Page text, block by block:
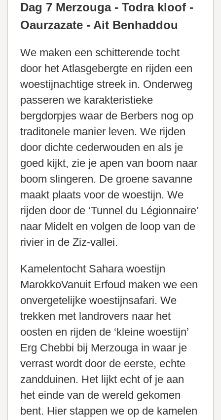
Dag 7 Merzouga - Todra kloof -
Oaurzazate - Ait Benhaddou
We maken een schitterende tocht
door het Atlasgebergte en rijden een
woestijnachtige streek in. Onderweg
passeren we karakteristieke
bergdorpjes waar de Berbers nog op
traditonele manier leven. We rijden
door dichte cederwouden en als je
goed kijkt, zie je apen van boom naar
boom slingeren. De groene savanne
maakt plaats voor de woestijn. We
rijden door de ‘Tunnel du Légionnaire’
naar Midelt en volgen de loop van de
rivier in de Ziz-vallei.
Kamelentocht Sahara woestijn
MarokkoVanuit Erfoud maken we een
onvergetelijke woestijnsafari. We
trekken met landrovers naar het
oosten en rijden de ‘kleine woestijn’
Erg Chebbi bij Merzouga in waar je
verrast wordt door de eerste, echte
zandduinen. Het lijkt echt of je aan
het einde van de wereld gekomen
bent. Hier stappen we op de kamelen